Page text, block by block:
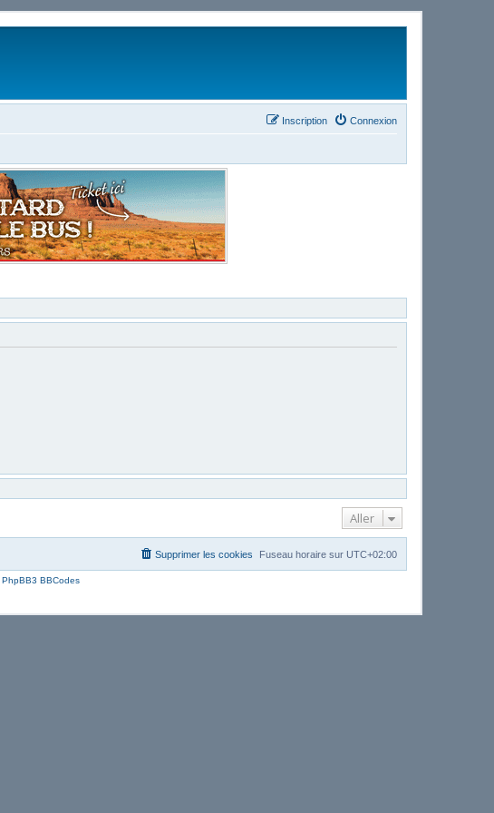
Connexion
Inscription
Aller
Fuseau horaire sur UTC+02:00
Supprimer les cookies
PhpBB3 BBCodes